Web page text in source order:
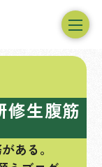
修生腹筋
ある。